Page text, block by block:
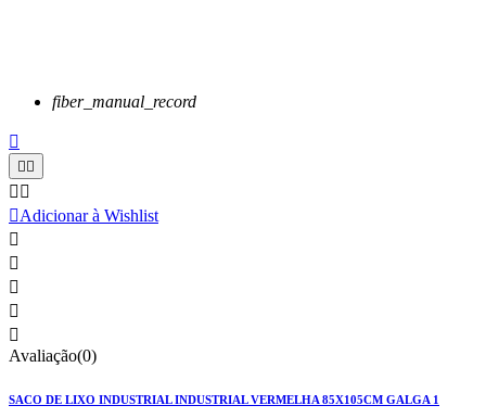
fiber_manual_record

 
 
Adicionar à Wishlist





Avaliação(0)
SACO DE LIXO INDUSTRIAL INDUSTRIAL VERMELHA 85X105CM GALGA 1